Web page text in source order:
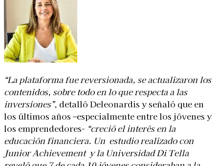
“La plataforma fue reversionada, se actualizaron los
contenidos, sobre todo en lo que respecta a las
inversiones”, detalló Deleonardis y señaló que en
los últimos años –especialmente entre los jóvenes y
los emprendedores- “creció el interés en la
educación financiera. Un estudio realizado con
Junior Achievement y la Universidad Di Tella